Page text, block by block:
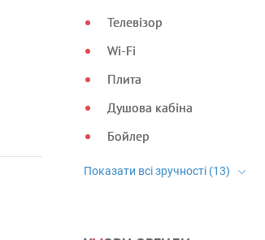
Телевізор
Wi-Fi
Плита
Душова кабіна
Бойлер